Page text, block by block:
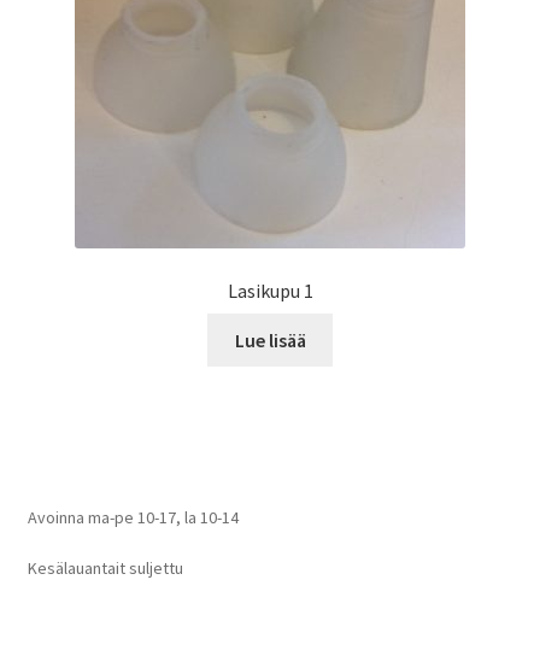
Lasikupu 1
Lue lisää
Avoinna ma-pe 10-17, la 10-14
Kesälauantait suljettu